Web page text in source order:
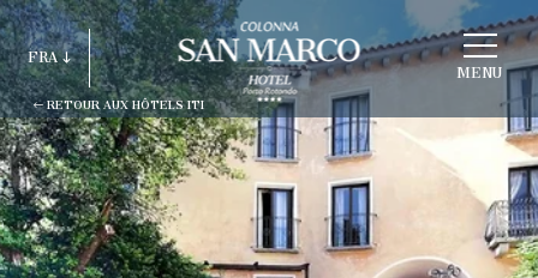
MENU
RETOUR AUX HÔTELS ITI
FRA
ITA
ENG
FRA
DEU
ESP
RUS
CHOISIR
HOTEL